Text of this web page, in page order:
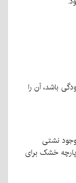
باشد، آن را
نشتی
خشک برای